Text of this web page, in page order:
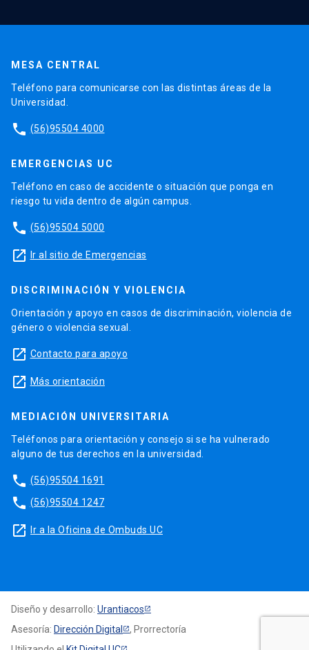
MESA CENTRAL
Teléfono para comunicarse con las distintas áreas de la
Universidad.
phone (56)95504 4000
EMERGENCIAS UC
Teléfono en caso de accidente o situación que ponga en
riesgo tu vida dentro de algún campus.
phone (56)95504 5000
launch Ir al sitio de Emergencias
DISCRIMINACIÓN Y VIOLENCIA
Orientación y apoyo en casos de discriminación, violencia de
género o violencia sexual.
launch Contacto para apoyo
launch Más orientación
MEDIACIÓN UNIVERSITARIA
Teléfonos para orientación y consejo si se ha vulnerado
alguno de tus derechos en la universidad.
phone (56)95504 1691
phone (56)95504 1247
launch Ir a la Oficina de Ombuds UC
Diseño y desarrollo: Urantiacos
Asesoría: Dirección Digital
, Prorrectoría